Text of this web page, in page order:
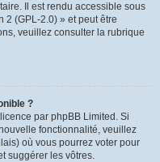
Il est rendu accessible sous
2 (GPL-2.0) » et peut être
veuillez consulter la rubrique
?
par phpBB Limited. Si
fonctionnalité, veuillez
où vous pourrez voter pour
suggérer les vôtres.